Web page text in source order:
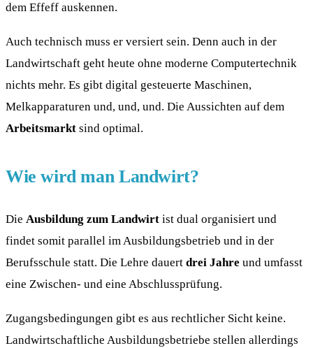
dem Effeff auskennen.
Auch technisch muss er versiert sein. Denn auch in der
Landwirtschaft geht heute ohne moderne Computertechnik
nichts mehr. Es gibt digital gesteuerte Maschinen,
Melkapparaturen und, und, und. Die Aussichten auf dem
Arbeitsmarkt sind optimal.
Wie wird man Landwirt?
Die Ausbildung zum Landwirt ist dual organisiert und
findet somit parallel im Ausbildungsbetrieb und in der
Berufsschule statt. Die Lehre dauert drei Jahre und umfasst
eine Zwischen- und eine Abschlussprüfung.
Zugangsbedingungen gibt es aus rechtlicher Sicht keine.
Landwirtschaftliche Ausbildungsbetriebe stellen allerdings